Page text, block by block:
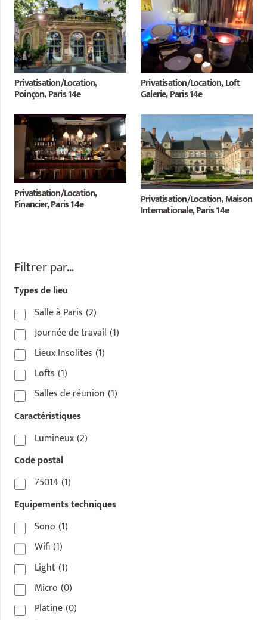
Privatisation/Location,
Poinçon, Paris 14e
Privatisation/Location, Loft
Galerie, Paris 14e
Privatisation/Location,
Financier, Paris 14e Privatisation/Location, Maison
Internationale, Paris 14e
Filtrer par…
Types de lieu
Salle à Paris (2)
Journée de travail (1)
Lieux Insolites (1)
Lofts (1)
Salles de réunion (1)
Caractéristiques
Lumineux(2)
Code postal
75014 (1)
Equipements techniques
Sono (1)
Wifi(1)
Light(1)
Micro (0)
Platine(0)